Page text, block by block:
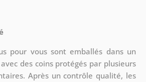
pour vous sont emballés dans un
des coins protégés par plusieurs
Après un contrôle qualité, les